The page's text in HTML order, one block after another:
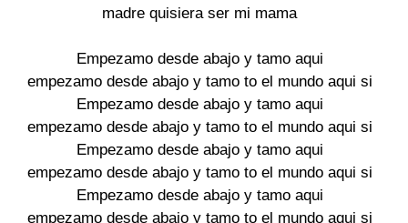
madre quisiera ser mi mama
Empezamo desde abajo y tamo aqui
empezamo desde abajo y tamo to el mundo aqui si
Empezamo desde abajo y tamo aqui
empezamo desde abajo y tamo to el mundo aqui si
Empezamo desde abajo y tamo aqui
empezamo desde abajo y tamo to el mundo aqui si
Empezamo desde abajo y tamo aqui
empezamo desde abajo y tamo to el mundo aqui si